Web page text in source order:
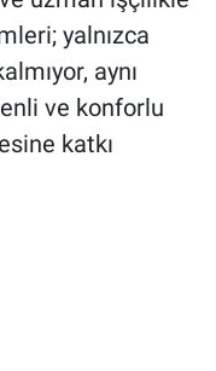
yalnızca
aynı
ve konforlu
katkı